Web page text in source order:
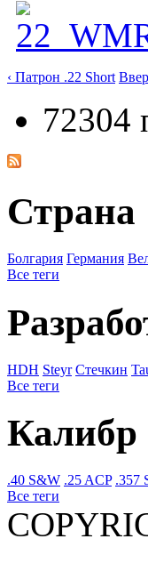
‹ Патрон .22 Short
72304
Страна
Болгария Германия
Все теги
HDH Steyr Стечкин
Все теги
Калибр
.40 S&W .25 ACP .357
Все теги